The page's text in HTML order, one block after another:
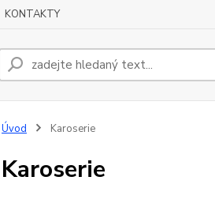
KONTAKTY
Úvod Karoserie
Karoserie